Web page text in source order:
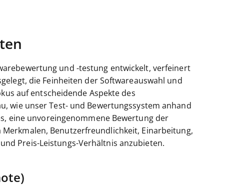
und -testung entwickelt, verfeinert
die Feinheiten der Softwareauswahl und
auf entscheidende Aspekte des
wie unser Test- und Bewertungssystem anhand
eine unvoreingenommene Bewertung der
Benutzerfreundlichkeit, Einarbeitung,
Preis-Leistungs-Verhältnis anzubieten.